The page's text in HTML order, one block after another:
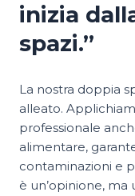
inizia
spazi.”
La nostra doppia
alleato.
professionale
alimentare,
contaminazioni e
è un’opinione,